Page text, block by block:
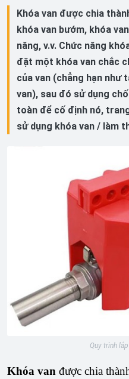
Khóa van được chia
khóa van bướm, khóa
năng, v.v. Chức năng
đặt một khóa van chắc
của van (chẳng hạn như
van), sau đó sử dụng
toàn để cố định nó,
sử dụng khóa van / làm
Quy trình
Khóa van được chia